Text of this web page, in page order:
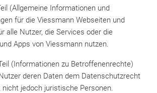
(Allgemeine Informationen und
für die Viessmann Webseiten und
alle Nutzer, die Services oder die
Apps von Viessmann nutzen.
(Informationen zu Betroffenenrechte)
deren Daten dem Datenschutzrecht
nicht jedoch juristische Personen.